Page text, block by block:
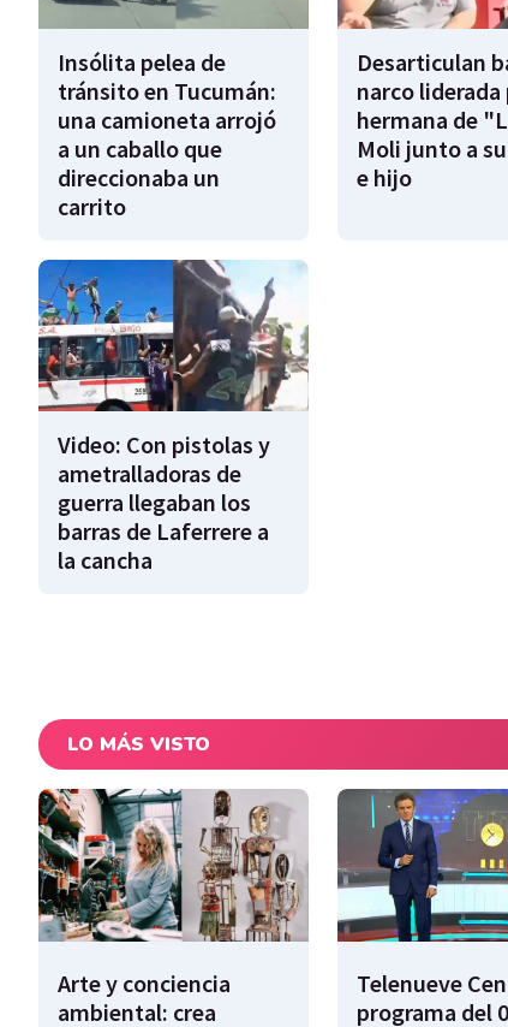
Insólita pelea de
tránsito en Tucumán:
una camioneta arrojó
a un caballo que
direccionaba un
carrito
Desarticulan
narco liderada
hermana de
Moli junto a
e hijo
Video: Con pistolas y
ametralladoras de
guerra llegaban los
barras de Laferrere a
la cancha
LO MÁS VISTO
Arte y conciencia
ambiental: crea
Telenueve
programa del